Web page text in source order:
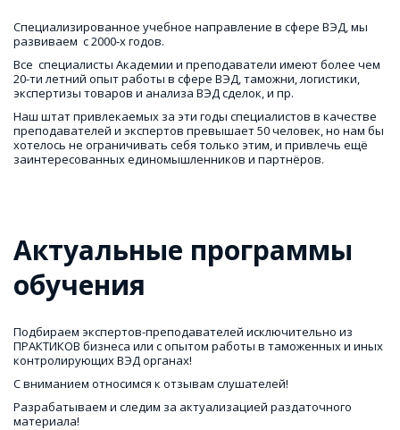
Специализированное учебное направление в сфере ВЭД, мы
развиваем  с 2000-х годов.
Все  специалисты Академии и преподаватели имеют более чем
20-ти летний опыт работы в сфере ВЭД, таможни, логистики,
экспертизы товаров и анализа ВЭД сделок, и пр.
Наш штат привлекаемых за эти годы специалистов в качестве
преподавателей и экспертов превышает 50 человек, но нам бы
хотелось не ограничивать себя только этим, и привлечь ещё
заинтересованных единомышленников и партнёров.
Актуальные программы
обучения
Подбираем экспертов-преподавателей исключительно из
ПРАКТИКОВ бизнеса или с опытом работы в таможенных и иных
контролирующих ВЭД органах!
С вниманием относимся к отзывам слушателей!
Разрабатываем и следим за актуализацией раздаточного
материала!